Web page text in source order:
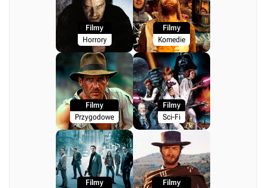
Filmy
Horrory
Filmy
Komedie
Filmy
Przygodowe
Filmy
Sci-Fi
Filmy
Filmy